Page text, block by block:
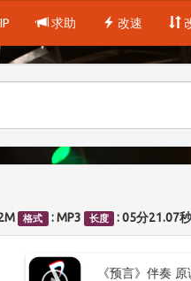
求助 改速
格式 : MP3 长度 : 05分21.07
《预言》伴奏 原